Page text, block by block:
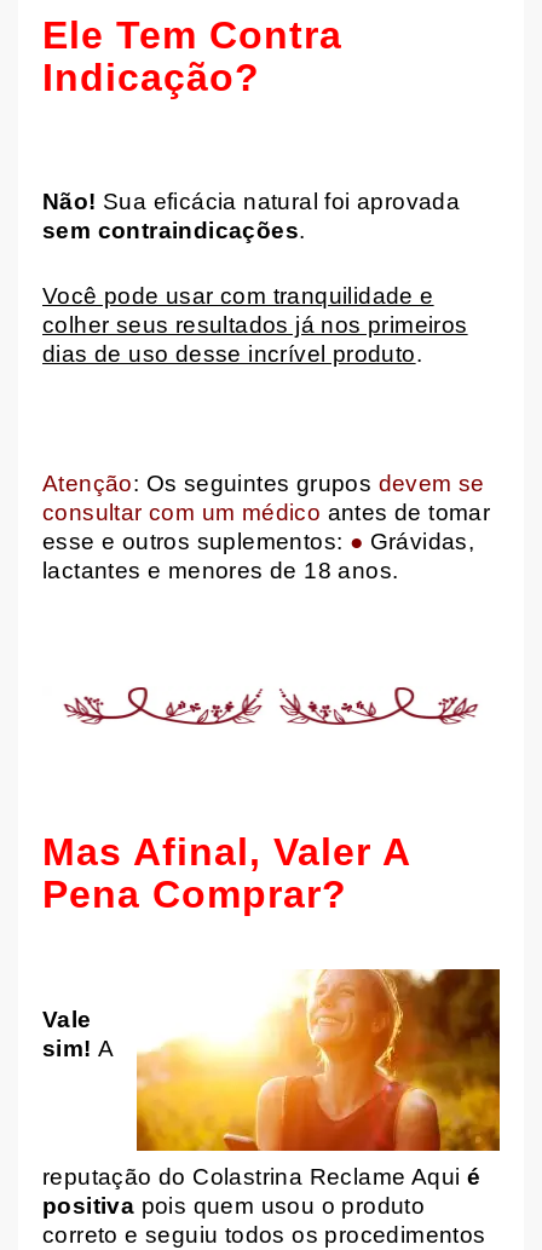
Ele Tem Contra
Indicação?
Não! Sua eficácia natural foi aprovada
sem contraindicações.
Você pode usar com tranquilidade e
colher seus resultados já nos primeiros
dias de uso desse incrível produto.
Atenção: Os seguintes grupos devem se
consultar com um médico antes de tomar
esse e outros suplementos: ● Grávidas,
lactantes e menores de 18 anos.
Mas Afinal, Valer A
Pena Comprar?
Vale
sim! A
reputação do Colastrina Reclame Aqui é
positiva pois quem usou o produto
correto e seguiu todos os procedimentos